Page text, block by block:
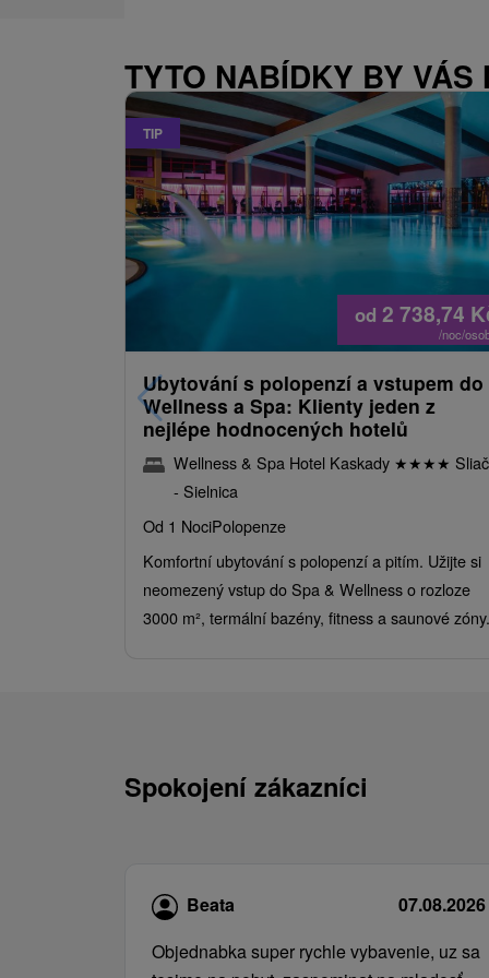
TYTO NABÍDKY BY VÁS
TIP
od 2 738,74
/noc/
Ubytování s polopenzí a vstupem do
Wellness a Spa: Klienty jeden z
nejlépe hodnocených hotelů
Wellness & Spa Hotel Kaskady ★★★★ Sliač
- Sielnica
Od 1 NociPolopenze
Komfortní ubytování s polopenzí a pitím. Užijte si
neomezený vstup do Spa & Wellness o rozloze
3000 m², termální bazény, fitness a saunové zóny.
Spokojení zákazníci
Beata
07.08.2026
Objednabka super rychle vybavenie, uz sa